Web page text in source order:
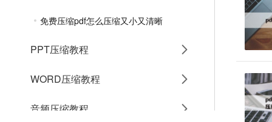
免费压缩pdf怎么压缩又小又清晰
PPT压缩教程
WORD压缩教程
音频压缩教程